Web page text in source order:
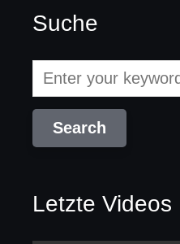
Suche
Letzte Videos